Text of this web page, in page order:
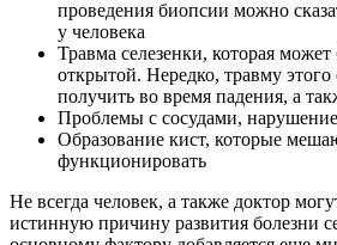
проведения биопсии можно
у человека
Травма селезенки, которая
открытой. Нередко, травму
получить во время падения, а
Проблемы с сосудами,
Образование кист, которые
функционировать
Не всегда человек, а также доктор
истинную причину развития болезни